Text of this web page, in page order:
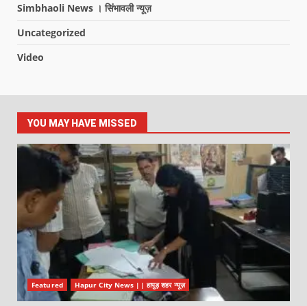
Simbhaoli News । सिंभावली न्यूज़
Uncategorized
Video
YOU MAY HAVE MISSED
Featured Hapur City News || हापुड़ शहर न्यूज़